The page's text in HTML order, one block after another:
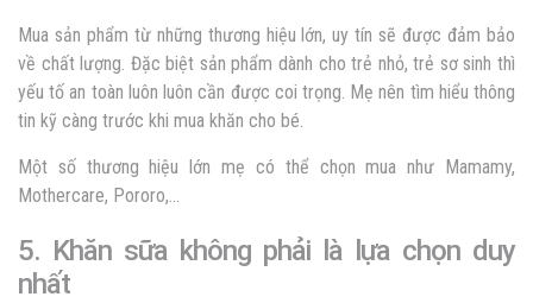
Mua sản phẩm từ những thương hiệu lớn, uy tín sẽ được đảm bảo
về chất lượng. Đặc biệt sản phẩm dành cho trẻ nhỏ, trẻ sơ sinh thì
yếu tố an toàn luôn luôn cần được coi trọng. Mẹ nên tìm hiểu thông
tin kỹ càng trước khi mua khăn cho bé.
Một số thương hiệu lớn mẹ có thể chọn mua như Mamamy,
Mothercare, Pororo,…
5. Khăn sữa không phải là lựa chọn duy
nhất